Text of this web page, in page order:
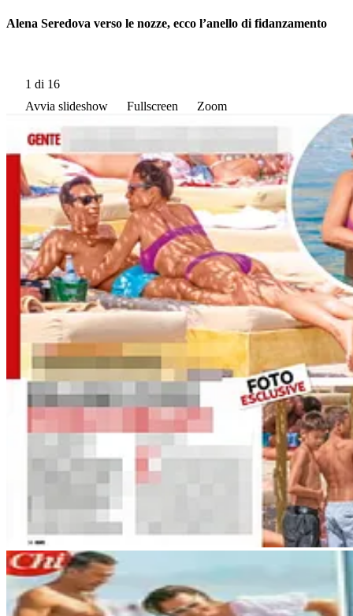
Alena Seredova verso le nozze, ecco l’anello di fidanzamento
1 di 16
Avvia slideshow
Fullscreen Zoom